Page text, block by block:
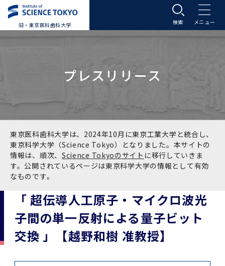
旧・東京医科歯科大学
大学案内トップ
学長メッセージ
基本理念・沿革
基本理念・沿革トップ
沿革
建物沿革
東京医科歯科大学の特色
学問と教育の聖地 湯島に建つ東京医科歯科大
学
アクセストップ
キャンパスマップ
運営組織
運営組織トップ
広報誌・刊行物
入学案内トップ
大学案内
学部受験生向け「大学案内」（冊子）
学部入学案内トップ
アドミッション・ポリシー
大学院入学案内
大学院入学案内トップ
聴講生・科目等履修生および大学院研究生募集
学生生活
学生生活トップ
Science Tokyo SPRING (医歯学系)
今後の博士学生向け支援制度について
令和8年度（2026年度）総合知と癒しの次世代
Science Tokyo BOOST (医歯学系)トップ
令和8年度（2026年度）トップレベルAI研究の
CS（クリニシャン・サイエンティスト）養成支
援制度
教育研究組織等
教育研究組織等トップ
教育理念トップ
ポリシー
医学部（医学科･保健衛生学科）
歯学部（歯学科･口腔保健学科）
大学病院
医科（医系診療部門）
研究・連携トップ
国際交流
プレスリリース
東京医科歯科大学は、2024年10月に東京工業大学と統合し、
東京科学大学（Science Tokyo）となりました。本サイトの
情報は、順次、 Science Tokyoのサイト に移行していきま
す。公開されているページは東京科学大学の情報として有効
なものです。
「 超伝導人工原子・マイクロ波光
子間の単一反射による量子ビット
交換 」【越野和樹 准教授】